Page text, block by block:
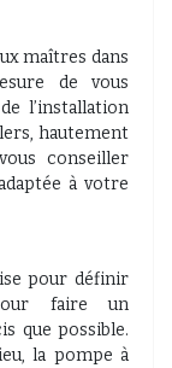
maîtres dans
de vous
l’installation
hautement
conseiller
à votre
pour définir
faire un
que possible.
la pompe à